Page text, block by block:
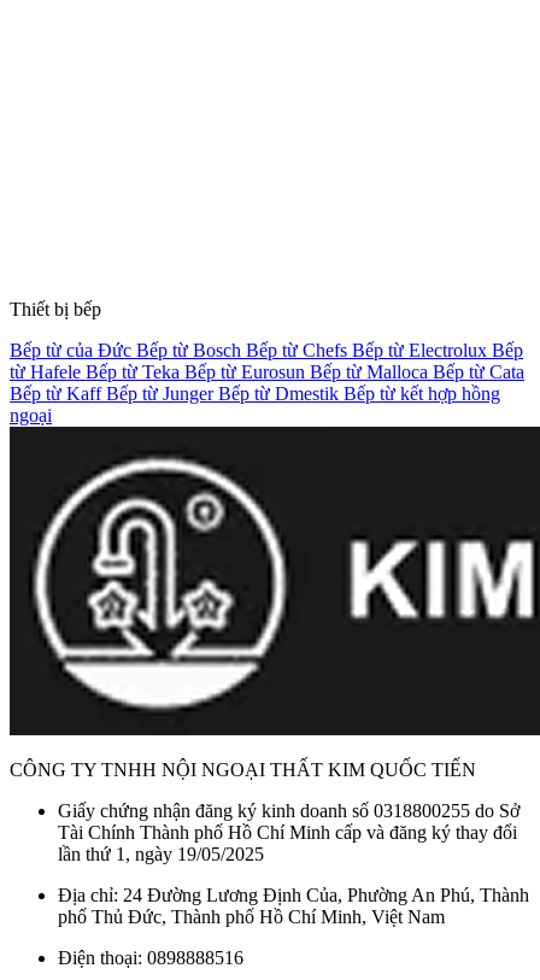
Thiết bị bếp
Bếp từ của Đức Bếp từ Bosch Bếp từ Chefs Bếp từ Electrolux Bếp
từ Hafele Bếp từ Teka Bếp từ Eurosun Bếp từ Malloca Bếp từ Cata
Bếp từ KaffBếp từ JungerBếp từ Dmestik Bếp từ kết hợp hồng
ngoại
CÔNG TY TNHH NỘI NGOẠI THẤT KIM QUỐC TIẾN
Giấy chứng nhận đăng ký kinh doanh số 0318800255 do Sở
Tài Chính Thành phố Hồ Chí Minh cấp và đăng ký thay đổi
lần thứ 1, ngày 19/05/2025
Địa chỉ: 24 Đường Lương Định Của, Phường An Phú, Thành
phố Thủ Đức, Thành phố Hồ Chí Minh, Việt Nam
Điện thoại: 0898888516